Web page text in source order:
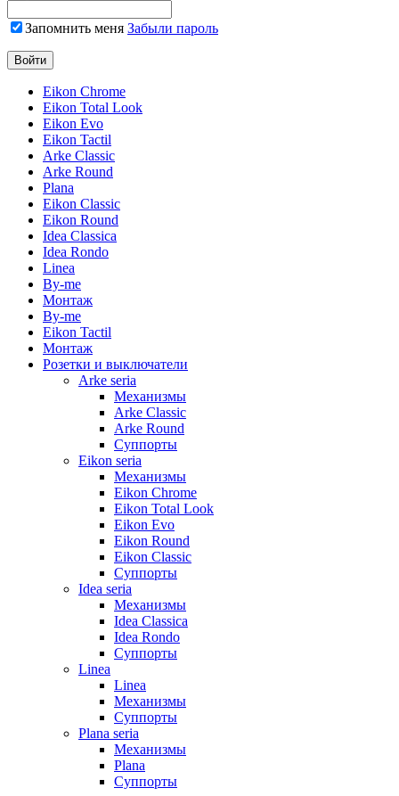
Запомнить меня Забыли пароль
Eikon Chrome
Eikon Total Look
Eikon Evo
Eikon Tactil
Arke Classic
Arke Round
Plana
Eikon Classic
Eikon Round
Idea Classica
Idea Rondo
Linea
By-me
Монтаж
By-me
Eikon Tactil
Монтаж
Розетки и выключатели
Arke seria
Механизмы
Arke Classic
Arke Round
Суппорты
Eikon seria
Механизмы
Eikon Chrome
Eikon Total Look
Eikon Evo
Eikon Round
Eikon Classic
Суппорты
Idea seria
Механизмы
Idea Classica
Idea Rondo
Суппорты
Linea
Linea
Механизмы
Суппорты
Plana seria
Механизмы
Plana
Суппорты